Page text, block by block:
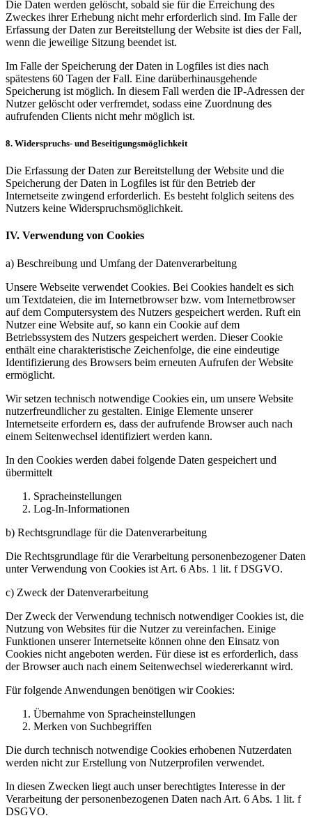
Die Daten werden gelöscht, sobald sie für die Erreichung des
Zweckes ihrer Erhebung nicht mehr erforderlich sind. Im Falle der
Erfassung der Daten zur Bereitstellung der Website ist dies der Fall,
wenn die jeweilige Sitzung beendet ist.
Im Falle der Speicherung der Daten in Logfiles ist dies nach
spätestens 60 Tagen der Fall. Eine darüberhinausgehende
Speicherung ist möglich. In diesem Fall werden die IP-Adressen der
Nutzer gelöscht oder verfremdet, sodass eine Zuordnung des
aufrufenden Clients nicht mehr möglich ist.
8. Widerspruchs- und Beseitigungsmöglichkeit
Die Erfassung der Daten zur Bereitstellung der Website und die
Speicherung der Daten in Logfiles ist für den Betrieb der
Internetseite zwingend erforderlich. Es besteht folglich seitens des
Nutzers keine Widerspruchsmöglichkeit.
IV. Verwendung von Cookies
a) Beschreibung und Umfang der Datenverarbeitung
Unsere Webseite verwendet Cookies. Bei Cookies handelt es sich
um Textdateien, die im Internetbrowser bzw. vom Internetbrowser
auf dem Computersystem des Nutzers gespeichert werden. Ruft ein
Nutzer eine Website auf, so kann ein Cookie auf dem
Betriebssystem des Nutzers gespeichert werden. Dieser Cookie
enthält eine charakteristische Zeichenfolge, die eine eindeutige
Identifizierung des Browsers beim erneuten Aufrufen der Website
ermöglicht.
Wir setzen technisch notwendige Cookies ein, um unsere Website
nutzerfreundlicher zu gestalten. Einige Elemente unserer
Internetseite erfordern es, dass der aufrufende Browser auch nach
einem Seitenwechsel identifiziert werden kann.
In den Cookies werden dabei folgende Daten gespeichert und
übermittelt
Spracheinstellungen
Log-In-Informationen
b) Rechtsgrundlage für die Datenverarbeitung
Die Rechtsgrundlage für die Verarbeitung personenbezogener Daten
unter Verwendung von Cookies ist Art. 6 Abs. 1 lit. f DSGVO.
c) Zweck der Datenverarbeitung
Der Zweck der Verwendung technisch notwendiger Cookies ist, die
Nutzung von Websites für die Nutzer zu vereinfachen. Einige
Funktionen unserer Internetseite können ohne den Einsatz von
Cookies nicht angeboten werden. Für diese ist es erforderlich, dass
der Browser auch nach einem Seitenwechsel wiedererkannt wird.
Für folgende Anwendungen benötigen wir Cookies:
Übernahme von Spracheinstellungen
Merken von Suchbegriffen
Die durch technisch notwendige Cookies erhobenen Nutzerdaten
werden nicht zur Erstellung von Nutzerprofilen verwendet.
In diesen Zwecken liegt auch unser berechtigtes Interesse in der
Verarbeitung der personenbezogenen Daten nach Art. 6 Abs. 1 lit. f
DSGVO.